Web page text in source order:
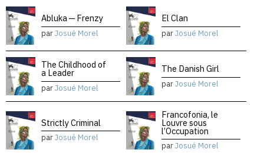
Abluka — Frenzy
parJosué Morel
El Clan
parJosué Morel
The Childhood of
a Leader
parJosué Morel
The Danish Girl
parJosué Morel
Strictly Criminal
parJosué Morel
Francofonia, le
Louvre sous
l’Occupation
parJosué Morel